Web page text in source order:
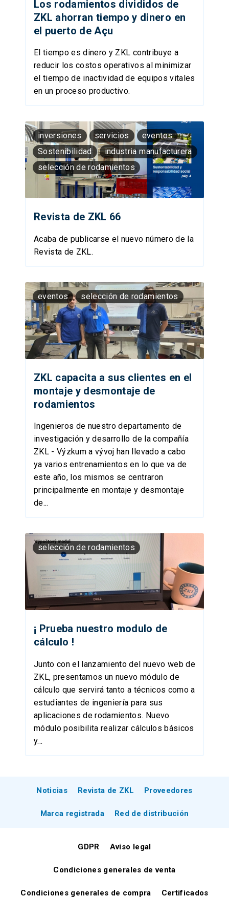
Los rodamientos divididos de
ZKL ahorran tiempo y dinero en
el puerto de Açu
El tiempo es dinero y ZKL contribuye a
reducir los costos operativos al minimizar
el tiempo de inactividad de equipos vitales
en un proceso productivo.
inversiones servicios
eventos
Sostenibilidad
industria manufacturera
selección de rodamientos
Revista de ZKL 66
Acaba de publicarse el nuevo número de la
Revista de ZKL.
eventos selección de rodamientos
ZKL capacita a sus clientes en el
montaje y desmontaje de
rodamientos
Ingenieros de nuestro departamento de
investigación y desarrollo de la compañía
ZKL - Výzkum a vývoj han llevado a cabo
ya varios entrenamientos en lo que va de
este año, los mismos se centraron
principalmente en montaje y desmontaje
de...
selección de rodamientos
¡ Prueba nuestro modulo de
cálculo !
Junto con el lanzamiento del nuevo web de
ZKL, presentamos un nuevo módulo de
cálculo que servirá tanto a técnicos como a
estudiantes de ingeniería para sus
aplicaciones de rodamientos. Nuevo
módulo posibilita realizar cálculos básicos
y...
Noticias Revista de ZKL Proveedores
Marca registrada Red de distribución
GDPR Aviso legal
Condiciones generales de venta
Condiciones generales de compra Certificados